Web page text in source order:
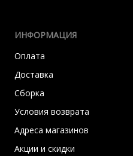
ИНФОРМАЦИЯ
Оплата
Доставка
Сборка
Условия возврата
Адреса магазинов
Акции и скидки